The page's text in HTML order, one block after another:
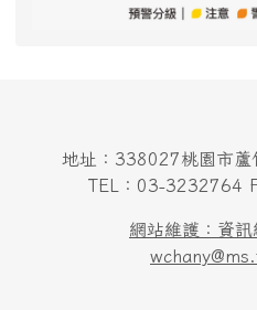
地址：338027桃園市蘆
TEL：03-3232764
網站維護：資訊